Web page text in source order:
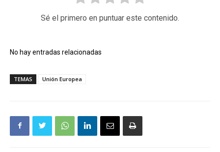
Sé el primero en puntuar este contenido.
No hay entradas relacionadas
TEMAS Unión Europea